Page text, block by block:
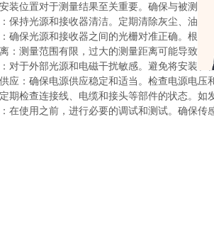
位置对于测量结果至关重要。确保与被测物
持光源和接收器清洁。定期清除灰尘、油脂
保光源和接收器之间的光栅对准正确。根据
测量范围有限，过大的测量距离可能导致测
于外部光源和电磁干扰敏感。避免将安装在
：确保电源供应稳定和适当。检查电源电压
检查连接线、电缆和接头等部件的状态。如
使用之前，进行必要的调试和测试。确保传